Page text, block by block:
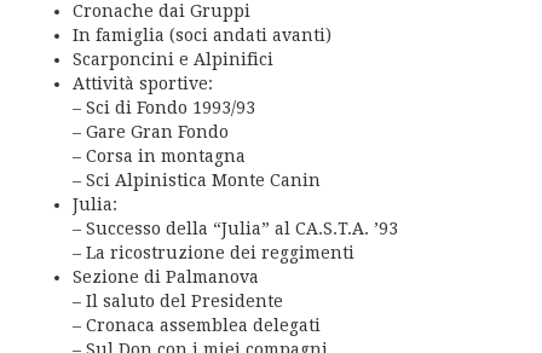
Cronache dai Gruppi
In famiglia (soci andati avanti)
Scarponcini e Alpinifici
Attività sportive:
– Sci di Fondo 1993/93
– Gare Gran Fondo
– Corsa in montagna
– Sci Alpinistica Monte Canin
Julia:
– Successo della “Julia” al CA.S.T.A. ’93
– La ricostruzione dei reggimenti
Sezione di Palmanova
– Il saluto del Presidente
– Cronaca assemblea delegati